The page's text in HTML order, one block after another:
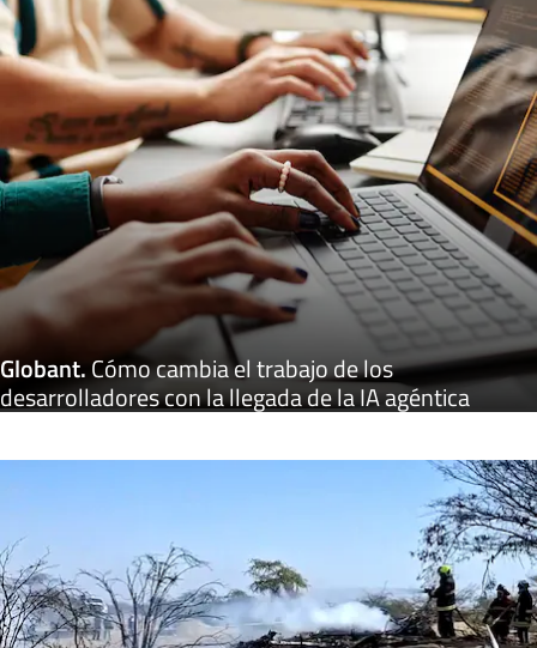
Globant.Cómo cambia el trabajo de los
desarrolladores con la llegada de la IA agéntica